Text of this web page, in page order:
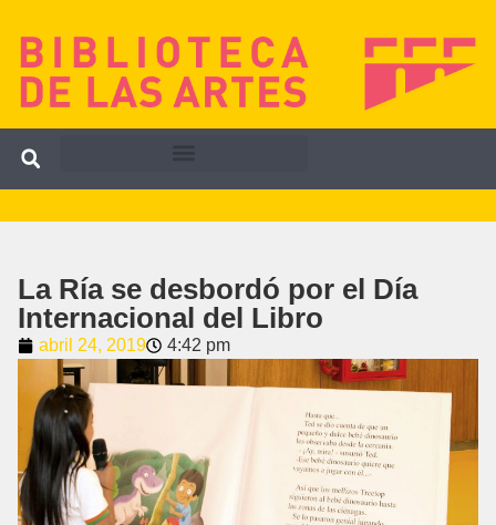
La Ría se desbordó por el Día
Internacional del Libro
abril 24, 2019 4:42 pm